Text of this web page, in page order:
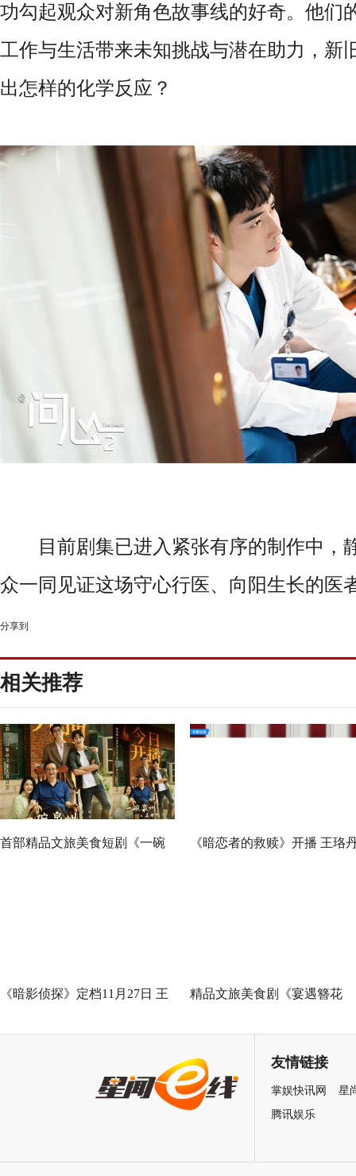
功勾起观众对新角色故事线的好奇。他们
工作与生活带来未知挑战与潜在助力，新
出怎样的化学反应？
目前剧集已进入紧张有序的制作中，
众一同见证这场守心行医、向阳生长的医
分享到
相关推荐
首部精品文旅美食短剧《一碗 《暗恋者的救赎》开播 王珞
《暗影侦探》定档11月27日 王 精品文旅美食剧《宴遇簪花
最美幼儿园作为隐藏彩蛋首次
亮相
友情链接
掌娱快讯网
星
腾讯娱乐